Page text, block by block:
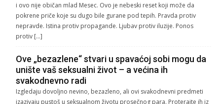
i ovo nije običan mlad Mesec. Ovo je nebeski reset koji može da
pokrene priče koje su dugo bile gurane pod tepih. Pravda protiv
nepravde. Istina protiv propagande. Ljubav protiv iluzije. Ponos
protiv […]
Ove „bezazlene“ stvari u spavaćoj sobi mogu da
unište vaš seksualni život – a većina ih
svakodnevno radi
Izgledaju dovoljno nevino, bezazleno, ali ovi svakodnevni predmeti
izazivaju pustoš u seksualnom životu prosečnog para. Proterajte ih iz